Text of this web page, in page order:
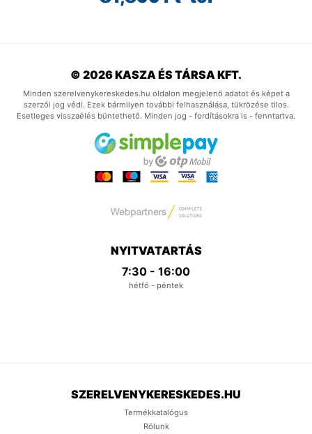
© 2026 KASZA ÉS TÁRSA KFT.
Minden szerelvenykereskedes.hu oldalon megjelenő adatot és képet a
szerzői jog védi. Ezek bármilyen további felhasználása, tükrözése tilos.
Esetleges visszaélés büntethető. Minden jog - fordításokra is - fenntartva.
NYITVATARTÁS
7:30 - 16:00
hétfő - péntek
SZERELVENYKERESKEDES.HU
Termékkatalógus
Rólunk